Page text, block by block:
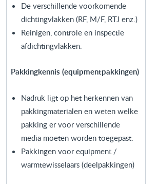
De verschillende voorkomende
dichtingvlakken (RF, M/F, RTJ enz.)
Reinigen, controle en inspectie
afdichtingvlakken.
Pakkingkennis (equipmentpakkingen)
Nadruk ligt op het herkennen van
pakkingmaterialen en weten welke
pakking er voor verschillende
media moeten worden toegepast.
Pakkingen voor equipment /
warmtewisselaars (deelpakkingen)